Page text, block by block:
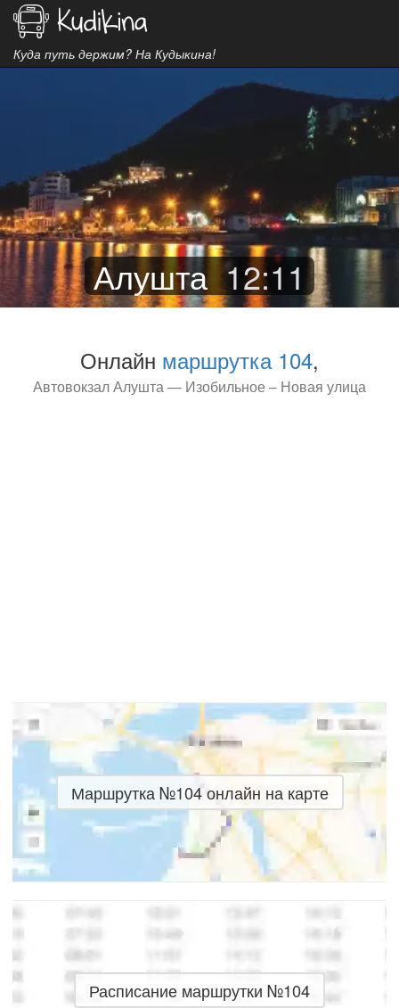
Куда путь держим? На Кудыкина!
Алушта 12:11
Онлайн маршрутка 104,
Автовокзал Алушта — Изобильное – Новая улица
Маршрутка №104 онлайн на карте
Расписание маршрутки №104